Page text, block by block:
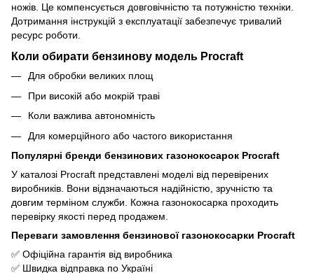
ножів. Це компенсується довговічністю та потужністю техніки.
Дотримання інструкцій з експлуатації забезпечує тривалий
ресурс роботи.
Коли обирати бензинову модель Procraft
Для обробки великих площ
При високій або мокрій траві
Коли важлива автономність
Для комерційного або частого використання
Популярні бренди бензинових газонокосарок Procraft
У каталозі Procraft представлені моделі від перевірених
виробників. Вони відзначаються надійністю, зручністю та
довгим терміном служби. Кожна газонокосарка проходить
перевірку якості перед продажем.
Переваги замовлення бензинової газонокосарки Procraft
✅ Офіційна гарантія від виробника
✅ Швидка відправка по Україні